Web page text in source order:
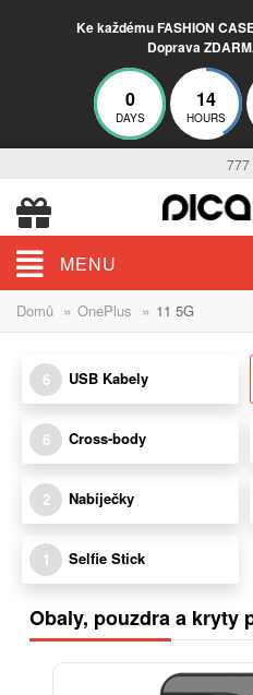
Ke každému FASHION
Doprava
0
DAYS
14
HOURS
777
MENU
Domů » OnePlus » 11 5G
6 USB Kabely
6 Cross-body
2 Nabíječky
1 Selfie Stick
Obaly, pouzdra a kryty